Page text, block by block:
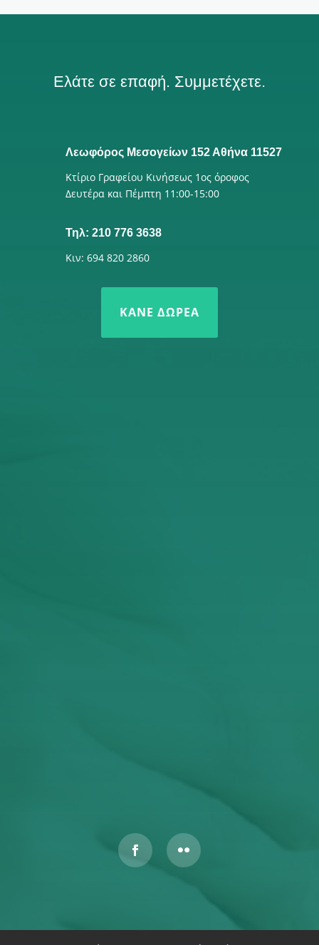
Ελάτε σε επαφή. Συμμετέχετε.
Λεωφόρος Μεσογείων 152 Αθήνα 11527
Κτίριο Γραφείου Κινήσεως 1ος όροφος
Δευτέρα και Πέμπτη 11:00-15:00
Τηλ: 210 776 3638
Κιν: 694 820 2860
ΚΆΝΕ ΔΩΡΕΆ